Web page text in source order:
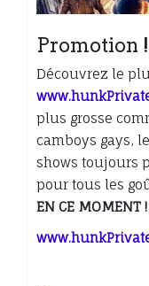
Promotion !
Découvrez le
plus grosse
camboys gays,
shows toujours
pour tous les
EN CE MOMENT !